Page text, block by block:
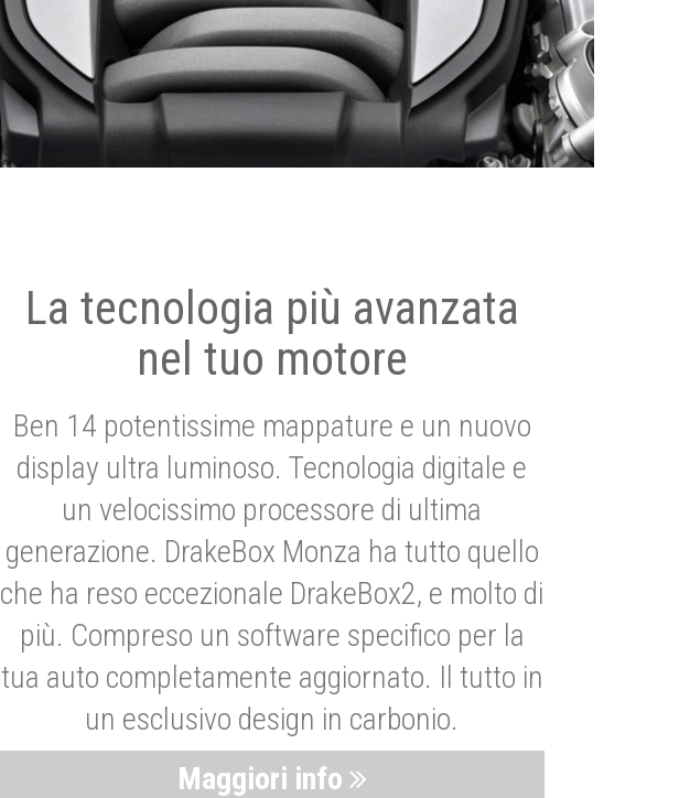
La tecnologia più avanzata
nel tuo motore
Ben 14 potentissime mappature e un nuovo
display ultra luminoso. Tecnologia digitale e
un velocissimo processore di ultima
generazione. DrakeBox Monza ha tutto quello
che ha reso eccezionale DrakeBox2, e molto di
più. Compreso un software specifico per la
tua auto completamente aggiornato. Il tutto in
un esclusivo design in carbonio.
Maggiori info